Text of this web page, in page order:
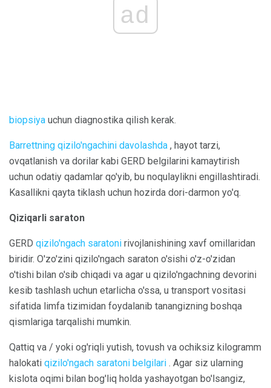
ad
biopsiya uchun diagnostika qilish kerak.
Barrettning qizilo'ngachini davolashda , hayot tarzi,
ovqatlanish va dorilar kabi GERD belgilarini kamaytirish
uchun odatiy qadamlar qo'yib, bu noqulaylikni engillashtiradi.
Kasallikni qayta tiklash uchun hozirda dori-darmon yo'q.
Qiziqarli saraton
GERD qizilo'ngach saratoni rivojlanishining xavf omillaridan
biridir. O'zo'zini qizilo'ngach saraton o'sishi o'z-o'zidan
o'tishi bilan o'sib chiqadi va agar u qizilo'ngachning devorini
kesib tashlash uchun etarlicha o'ssa, u transport vositasi
sifatida limfa tizimidan foydalanib tanangizning boshqa
qismlariga tarqalishi mumkin.
Qattiq va / yoki og'riqli yutish, tovush va ochiksiz kilogramm
halokati qizilo'ngach saratoni belgilari . Agar siz ularning
kislota oqimi bilan bog'liq holda yashayotgan bo'lsangiz,